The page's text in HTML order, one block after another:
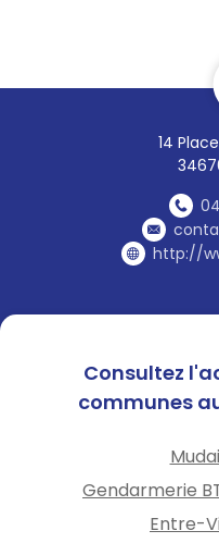
14
http://
Consultez
communes
Gendarmerie
Entre-